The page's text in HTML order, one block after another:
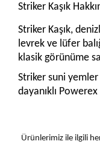
Striker Kaşık
Striker Kaşık,
levrek ve lüfer
klasik görünüme
Striker suni
dayanıklı
Ürünlerimiz ile ilgili